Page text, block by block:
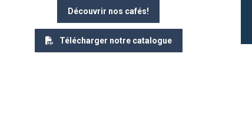
Découvrir nos cafés!
Télécharger notre catalogue